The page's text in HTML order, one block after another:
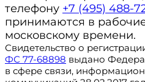
телефону +7 (495) 488-
принимаются в
московскому времени.
Свидетельство о
ФС 77-68898 выдано
в сфере связи,